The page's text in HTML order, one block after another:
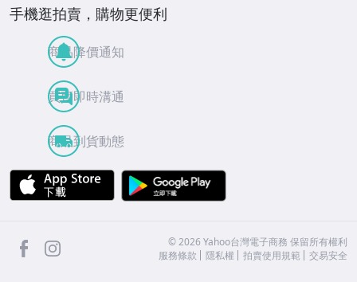
手機逛拍賣，購物更便利
商品降價通知
買賣即時溝通
商品到貨動態
APP Store
facebook ©2026 Yahoo台灣電子商務 保留所有權利
服務條款
隱私權 拍賣使用規範 交易安全